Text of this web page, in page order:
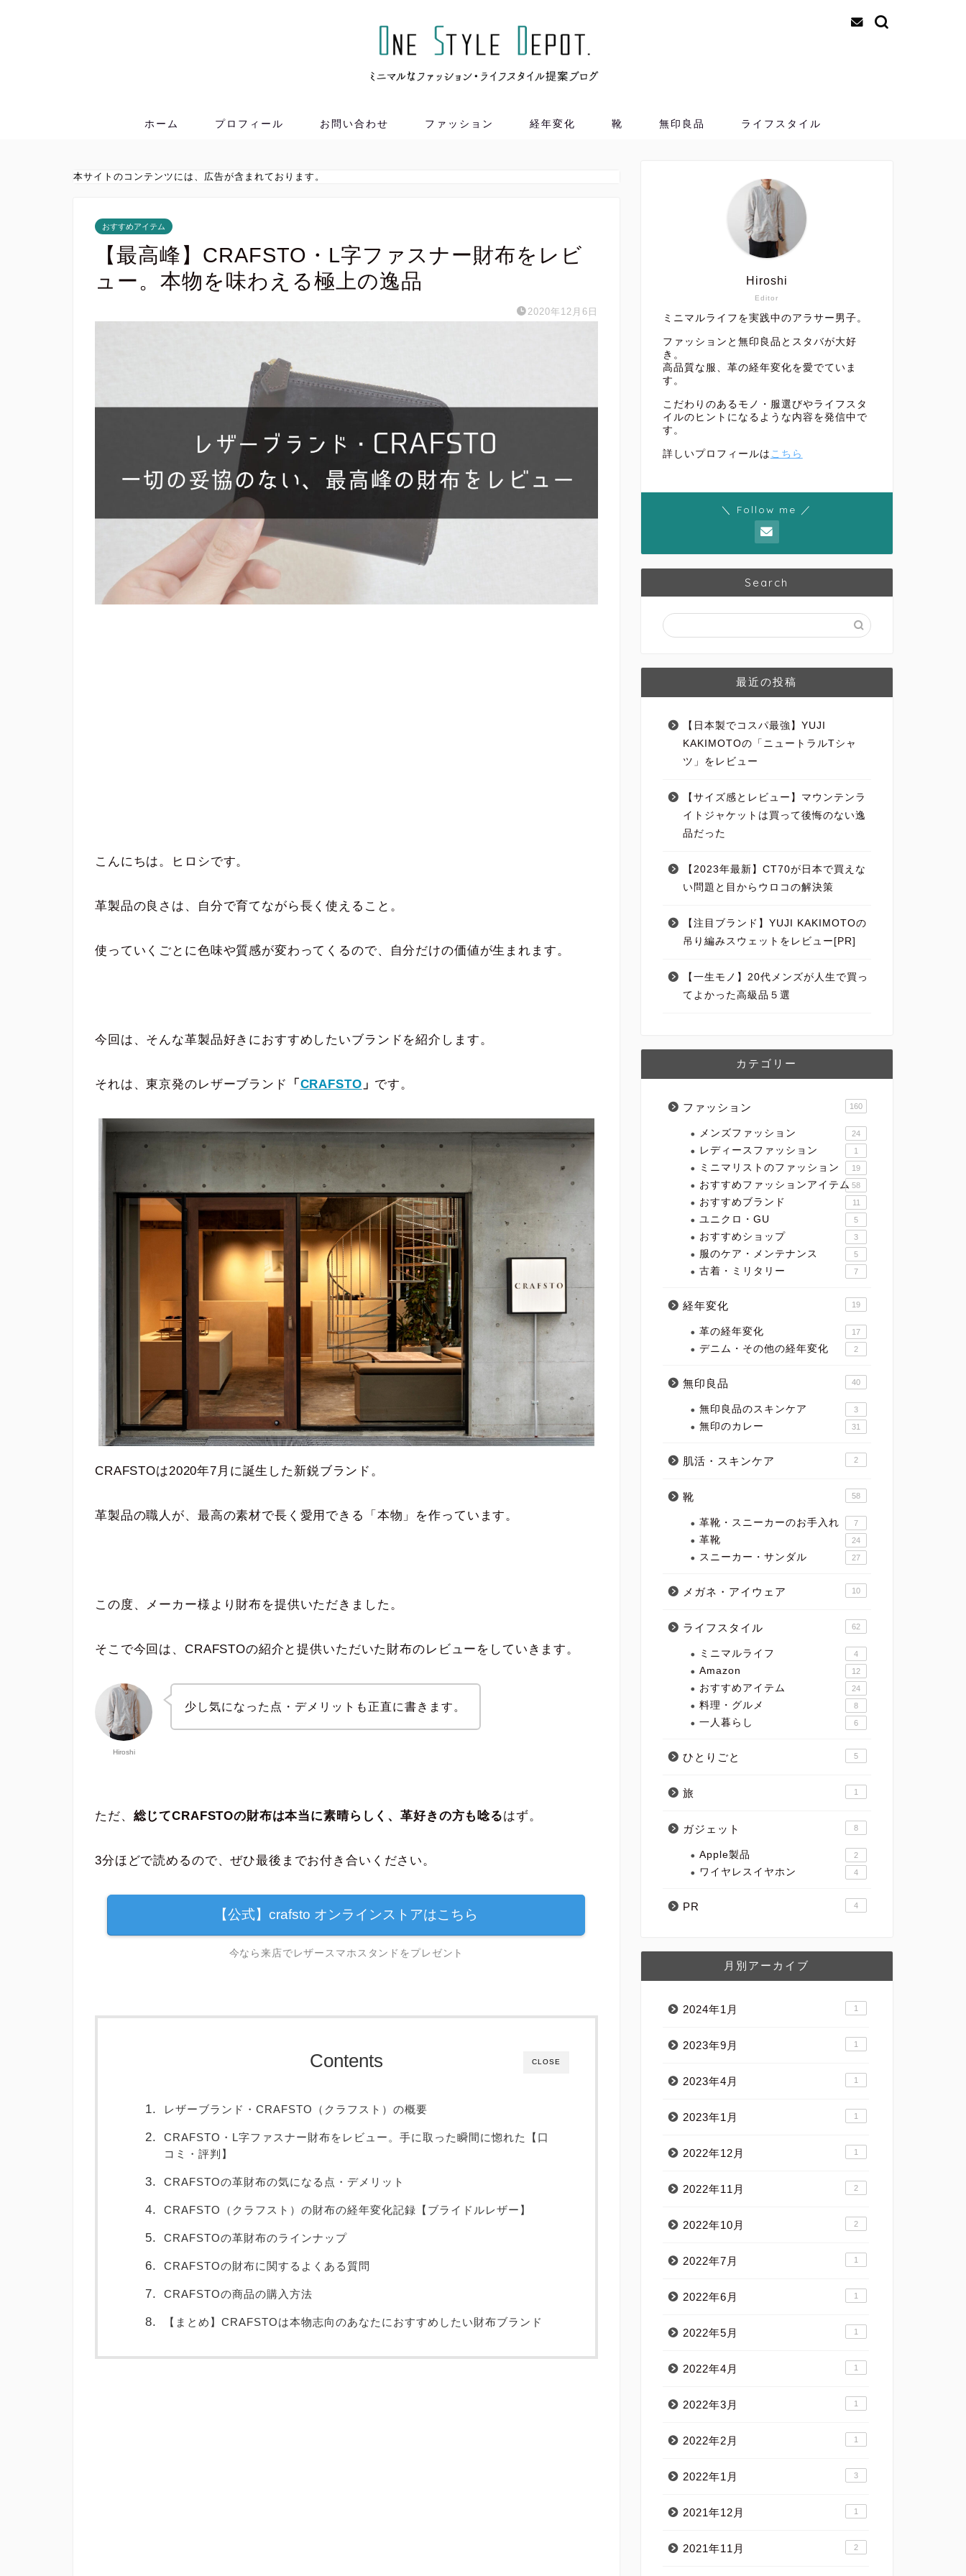
ホーム プロフィール お問い合わせ ファッション 経年変化 靴 無印良品 ライフスタイル
本サイトのコンテンツには、広告が含まれております。
おすすめアイテム
【最高峰】CRAFSTO・L字ファスナー財布をレビ
ュー。本物を味わえる極上の逸品
2020年12月6日
こんにちは。ヒロシです。
革製品の良さは、自分で育てながら長く使えること。
使っていくごとに色味や質感が変わってくるので、自分だけの価値が生まれます。
今回は、そんな革製品好きにおすすめしたいブランドを紹介します。
それは、東京発のレザーブランド 「 CRAFSTO 」 です。
CRAFSTOは2020年7月に誕生した新鋭ブランド。
革製品の職人が、最高の素材で長く愛用できる「本物」を作っています。
この度、メーカー様より財布を提供いただきました。
そこで今回は、CRAFSTOの紹介と提供いただいた財布のレビューをしていきます。
Hiroshi
少し気になった点・デメリットも正直に書きます。
ただ、 総じてCRAFSTOの財布は本当に素晴らしく、革好きの方も唸るはず。
3分ほどで読めるので、ぜひ最後までお付き合いください。
【公式】crafsto オンラインストアはこちら
今なら来店でレザースマホスタンドをプレゼント
CLOSE
Contents
レザーブランド・CRAFSTO（クラフスト）の概要
CRAFSTO・L字ファスナー財布をレビュー。手に取った瞬間に惚れた【口
コミ・評判】
CRAFSTOの革財布の気になる点・デメリット
CRAFSTO（クラフスト）の財布の経年変化記録【ブライドルレザー】
CRAFSTOの革財布のラインナップ
CRAFSTOの財布に関するよくある質問
CRAFSTOの商品の購入方法
【まとめ】CRAFSTOは本物志向のあなたにおすすめしたい財布ブランド
Editor
Hiroshi
ミニマルライフを実践中のアラサー男子。
ファッションと無印良品とスタバが大好
き。
高品質な服、革の経年変化を愛でていま
す。
こだわりのあるモノ・服選びやライフスタ
イルのヒントになるような内容を発信中で
す。
詳しいプロフィールは こちら
＼ Follow me ／
Search
最近の投稿
【日本製でコスパ最強】YUJI
KAKIMOTOの「ニュートラルTシャ
ツ」をレビュー
【サイズ感とレビュー】マウンテンラ
イトジャケットは買って後悔のない逸
品だった
【2023年最新】CT70が日本で買えな
い問題と目からウロコの解決策
【注目ブランド】YUJI KAKIMOTOの
吊り編みスウェットをレビュー[PR]
【一生モノ】20代メンズが人生で買っ
てよかった高級品５選
カテゴリー
ファッション 160
メンズファッション 24
レディースファッション 1
ミニマリストのファッション 19
おすすめファッションアイテム 58
おすすめブランド 11
ユニクロ・GU 5
おすすめショップ 3
服のケア・メンテナンス 5
古着・ミリタリー 7
経年変化 19
革の経年変化 17
デニム・その他の経年変化 2
無印良品 40
無印良品のスキンケア 3
無印のカレー 31
肌活・スキンケア 2
靴 58
革靴・スニーカーのお手入れ 7
革靴 24
スニーカー・サンダル 27
メガネ・アイウェア 10
ライフスタイル 62
ミニマルライフ 4
Amazon 12
おすすめアイテム 24
料理・グルメ 8
一人暮らし 6
ひとりごと 5
旅 1
ガジェット 8
Apple製品 2
ワイヤレスイヤホン 4
PR 4
月別アーカイブ
2024年1月 1
2023年9月 1
2023年4月 1
2023年1月 1
2022年12月 1
2022年11月 2
2022年10月 2
2022年7月 1
2022年6月 1
2022年5月 1
2022年4月 1
2022年3月 1
2022年2月 1
2022年1月 3
2021年12月 1
2021年11月 2